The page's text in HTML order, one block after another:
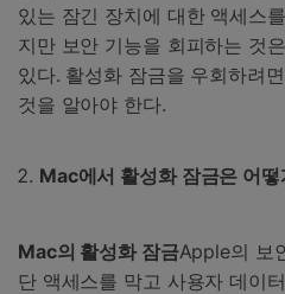
있는 잠긴 장치에 대한 액세스
지만 보안 기능을 회피하는 것
있다. 활성화 잠금을 우회하려
것을 알아야 한다.
Mac에서 활성화 잠금은 어
Mac의 활성화 잠금Apple의 보
단 액세스를 막고 사용자 데이